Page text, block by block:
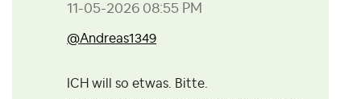
‎11-05-2026 08:55 PM
@Andreas1349
ICH will so etwas. Bitte.